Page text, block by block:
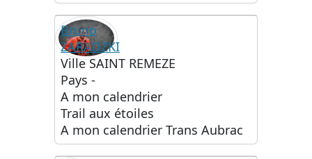
Bruno
ZARADZKI
Ville SAINT REMEZE
Pays -
A mon calendrier
Trail aux étoiles
A mon calendrier Trans Aubrac